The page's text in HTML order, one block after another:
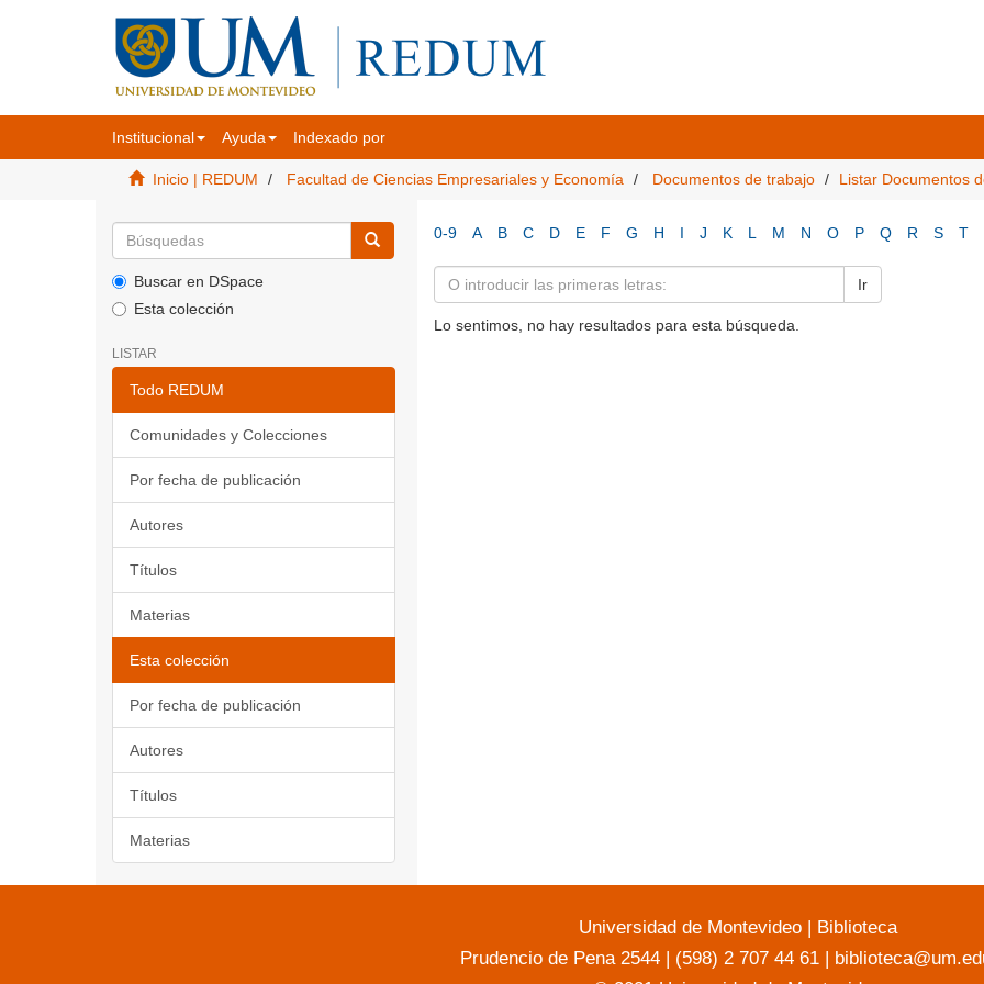
Institucional Ayuda Indexado por
Inicio | REDUM Facultad de Ciencias Empresariales y Economía Documentos de trabajo Listar Documentos
Buscar en DSpace
Esta colección
LISTAR
Todo REDUM
Comunidades y Colecciones
Por fecha de publicación
Autores
Títulos
Materias
Esta colección
Por fecha de publicación
Autores
Títulos
Materias
0-9 A B C D E F G H I J K L M N O P Q R S T
Ir
Lo sentimos, no hay resultados para esta búsqueda.
Universidad de Montevideo | Biblioteca
Prudencio de Pena 2544 | (598) 2 707 44 61 |